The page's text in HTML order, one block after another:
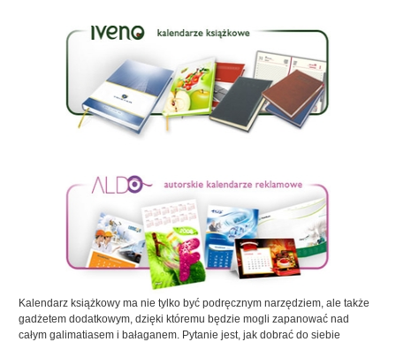
Kalendarz książkowy ma nie tylko być podręcznym narzędziem, ale także
gadżetem dodatkowym, dzięki któremu będzie mogli zapanować nad
całym galimatiasem i bałaganem. Pytanie jest, jak dobrać do siebie